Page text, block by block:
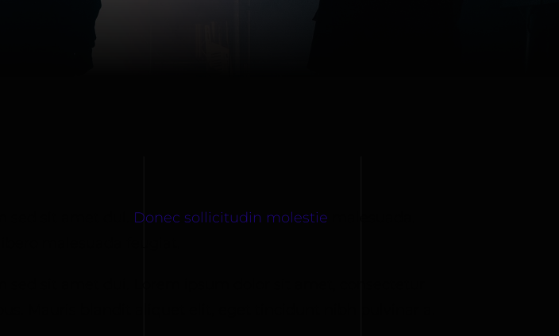
Donec sollicitudin molestie